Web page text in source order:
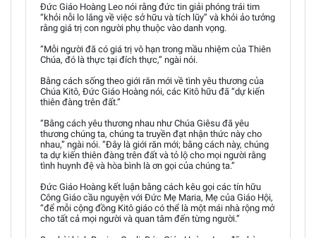
Đức Giáo Hoàng Leo nói rằng đức tin giải phóng trái tim
“khỏi nỗi lo lắng về việc sở hữu và tích lũy” và khỏi ảo tưởng
rằng giá trị con người phụ thuộc vào danh vọng.
“Mỗi người đã có giá trị vô hạn trong mầu nhiệm của Thiên
Chúa, đó là thực tại đích thực,” ngài nói.
Bằng cách sống theo giới răn mới về tình yêu thương của
Chúa Kitô, Đức Giáo Hoàng nói, các Kitô hữu đã “dự kiến
thiên đàng trên đất.”
“Bằng cách yêu thương nhau như Chúa Giêsu đã yêu
thương chúng ta, chúng ta truyền đạt nhận thức này cho
nhau,” ngài nói. “Đây là giới răn mới; bằng cách này, chúng
ta dự kiến thiên đàng trên đất và tỏ lộ cho mọi người rằng
tình huynh đệ và hòa bình là ơn gọi của chúng ta.”
Đức Giáo Hoàng kết luận bằng cách kêu gọi các tín hữu
Công Giáo cầu nguyện với Đức Mẹ Maria, Mẹ của Giáo Hội,
“để mỗi cộng đồng Kitô giáo có thể là một mái nhà rộng mở
cho tất cả mọi người và quan tâm đến từng người.”